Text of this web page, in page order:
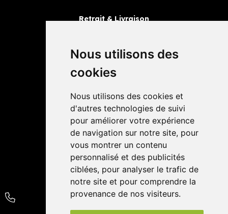
Nous utilisons des
cookies
Nous utilisons des cookies et
d'autres technologies de suivi
pour améliorer votre expérience
de navigation sur notre site, pour
vous montrer un contenu
personnalisé et des publicités
ciblées, pour analyser le trafic de
notre site et pour comprendre la
provenance de nos visiteurs.
Retrait & Livraison
Livraisons
4,4 / 5 65 avis